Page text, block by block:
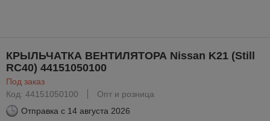
КРЫЛЬЧАТКА ВЕНТИЛЯТОРА Nissan K21 (Still
RC40) 44151050100
Под заказ
Код: 44151050100
Опт и розница
Отправка с 14 августа 2026